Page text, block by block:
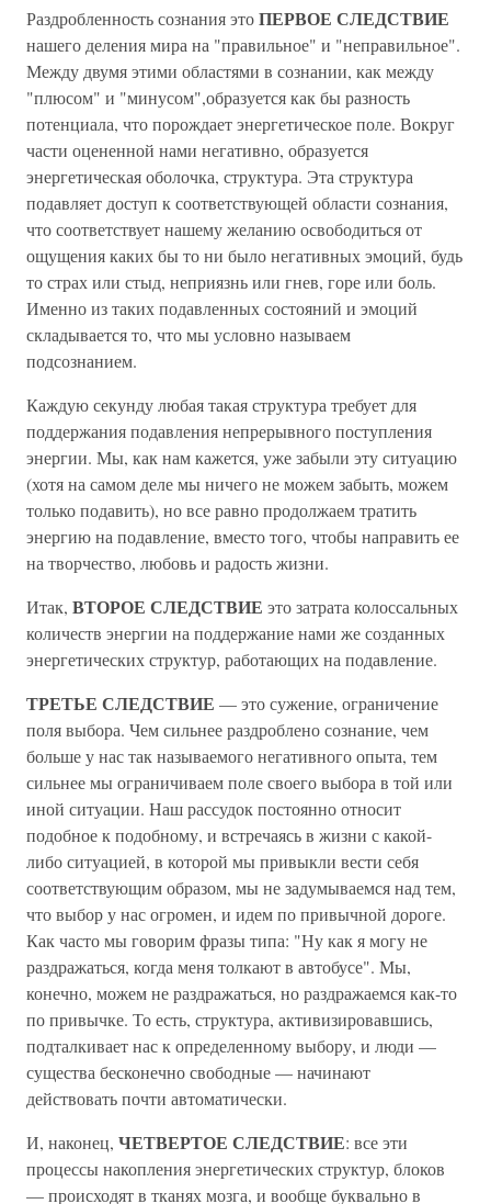
Раздробленность сознания этоПЕРВОЕ СЛЕДСТВИЕ
нашего деления мира на "правильное" и "неправильное".
Между двумя этими областями в сознании, как между
"плюсом" и "минусом",образуется как бы разность
потенциала, что порождает энергетическое поле. Вокруг
части оцененной нами негативно, образуется
энергетическая оболочка, структура. Эта структура
подавляет доступ к соответствующей области сознания,
что соответствует нашему желанию освободиться от
ощущения каких бы то ни было негативных эмоций, будь
то страх или стыд, неприязнь или гнев, горе или боль.
Именно из таких подавленных состояний и эмоций
складывается то, что мы условно называем
подсознанием.
Каждую секунду любая такая структура требует для
поддержания подавления непрерывного поступления
энергии. Мы, как нам кажется, уже забыли эту ситуацию
(хотя на самом деле мы ничего не можем забыть, можем
только подавить), но все равно продолжаем тратить
энергию на подавление, вместо того, чтобы направить ее
на творчество, любовь и радость жизни.
Итак, ВТОРОЕ СЛЕДСТВИЕ это затрата колоссальных
количеств энергии на поддержание нами же созданных
энергетических структур, работающих на подавление.
ТРЕТЬЕ СЛЕДСТВИЕ — это сужение, ограничение
поля выбора. Чем сильнее раздроблено сознание, чем
больше у нас так называемого негативного опыта, тем
сильнее мы ограничиваем поле своего выбора в той или
иной ситуации. Наш рассудок постоянно относит
подобное к подобному, и встречаясь в жизни с какой-
либо ситуацией, в которой мы привыкли вести себя
соответствующим образом, мы не задумываемся над тем,
что выбор у нас огромен, и идем по привычной дороге.
Как часто мы говорим фразы типа: "Ну как я могу не
раздражаться, когда меня толкают в автобусе". Мы,
конечно, можем не раздражаться, но раздражаемся как-то
по привычке. То есть, структура, активизировавшись,
подталкивает нас к определенному выбору, и люди —
существа бесконечно свободные — начинают
действовать почти автоматически.
И, наконец, ЧЕТВЕРТОЕ СЛЕДСТВИЕ: все эти
процессы накопления энергетических структур, блоков
— происходят в тканях мозга, и вообще буквально в